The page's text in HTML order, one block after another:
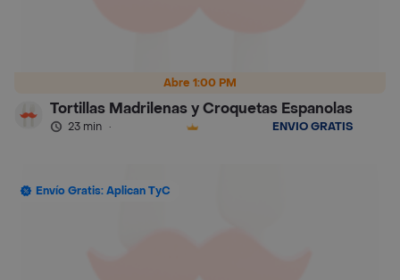
Abre 1:00 PM
Tortillas Madrilenas y Croquetas Espanolas
23 min · ENVÍO GRATIS
Envío Gratis: Aplican TyC